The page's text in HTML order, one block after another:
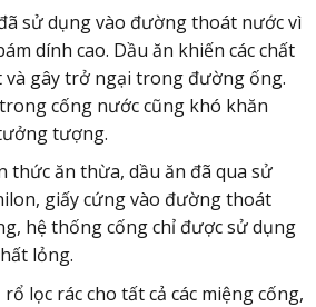
sử dụng vào đường thoát nước vì
dính cao. Dầu ăn khiến các chất
và gây trở ngại trong đường ống.
cống nước cũng khó khăn
tượng.
thức ăn thừa, dầu ăn đã qua sử
giấy cứng vào đường thoát
hệ thống cống chỉ được sử dụng
lỏng.
lọc rác cho tất cả các miệng cống,